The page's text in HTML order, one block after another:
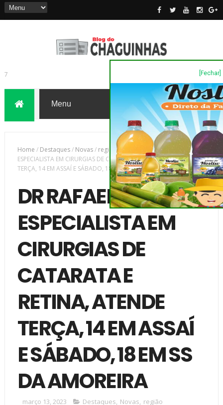
7
Home / Destaques/ Novas/ região / DR RAFAEL KATO,
ESPECIALISTA EM CIRURGIAS DE CATARATA E RETINA, ATENDE
TERÇA, 14 EM ASSAÍ E SÁBADO, 18 EM SS DA AMOREIRA
DR RAFAEL KATO,
ESPECIALISTA EM
CIRURGIAS DE
CATARATA E
RETINA, ATENDE
TERÇA, 14 EM ASSAÍ
E SÁBADO, 18 EM SS
DA AMOREIRA
março 13, 2023 Destaques, Novas, região